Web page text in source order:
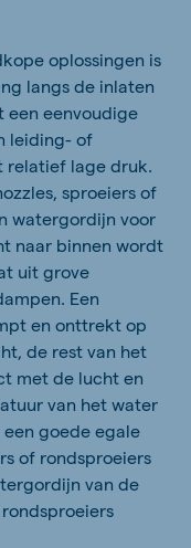
oplossingen is
langs de inlaten
een eenvoudige
leiding- of
relatief lage druk.
sproeiers of
watergordijn voor
naar binnen wordt
uit grove
Een
en onttrekt op
de rest van het
met de lucht en
van het water
goede egale
of rondsproeiers
van de